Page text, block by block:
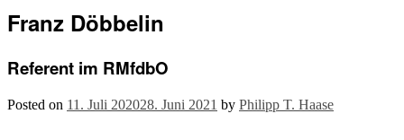
Franz Döbbelin
Referent im RMfdbO
Posted on 11. Juli 202028. Juni 2021 by Philipp T. Haase